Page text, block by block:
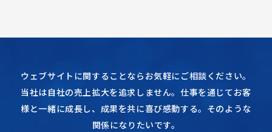
ウェブサイトに関することならお気軽にご相談ください。
当社は自社の売上拡大を追求しません。仕事を通じてお客
様と一緒に成長し、成果を共に喜び感動する。そのような
関係になりたいです。